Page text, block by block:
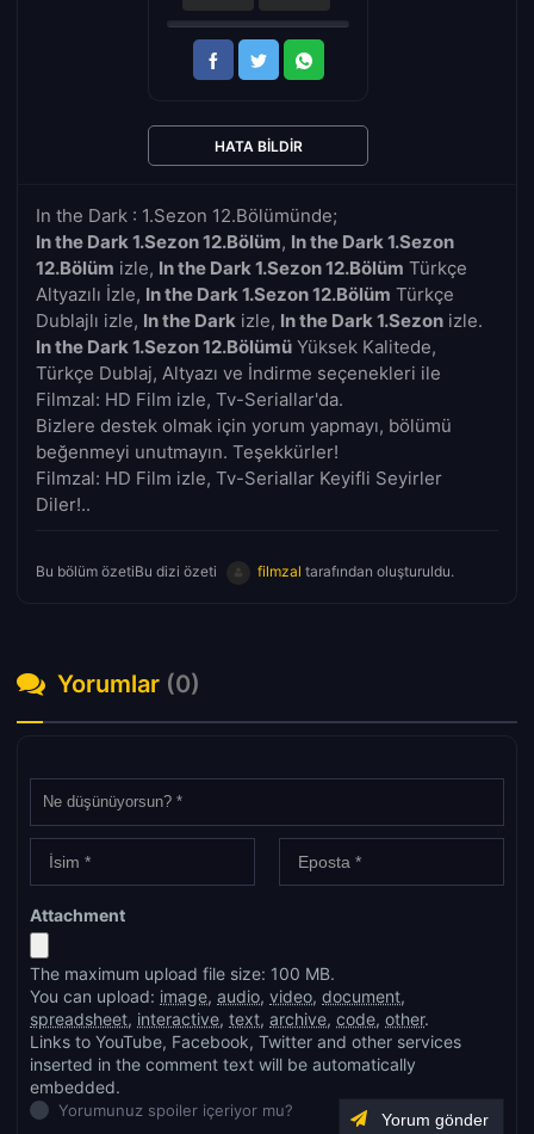
In the Dark : 1.Sezon 12.Bölümünde;
In the Dark 1.Sezon 12.Bölüm, In the Dark 1.Sezon
12.Bölüm izle, In the Dark 1.Sezon 12.Bölüm Türkçe
Altyazılı İzle, In the Dark 1.Sezon 12.Bölüm Türkçe
Dublajlı izle, In the Dark izle, In the Dark 1.Sezon izle.
In the Dark 1.Sezon 12.Bölümü Yüksek Kalitede,
Türkçe Dublaj, Altyazı ve İndirme seçenekleri ile
Filmzal: HD Film izle, Tv-Seriallar'da.
Bizlere destek olmak için yorum yapmayı, bölümü
beğenmeyi unutmayın. Teşekkürler!
Filmzal: HD Film izle, Tv-Seriallar Keyifli Seyirler
Diler!..
Bu bölüm özetiBu dizi özeti filmzal tarafından oluşturuldu.
HATA BILDIR
Yorumlar (0)
Attachment
The maximum upload file size: 100 MB.
You can upload: image, audio, video, document,
spreadsheet, interactive, text, archive, code, other.
Links to YouTube, Facebook, Twitter and other services
inserted in the comment text will be automatically
embedded.
Yorumunuz spoiler içeriyor mu?